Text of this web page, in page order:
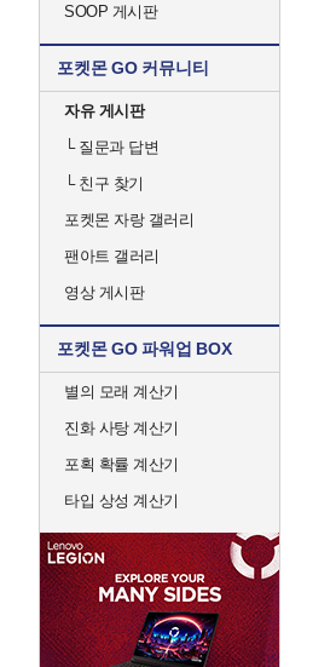
SOOP 게시판
포켓몬 GO 커뮤니티
자유 게시판
└질문과 답변
└친구 찾기
포켓몬 자랑 갤러리
팬아트 갤러리
영상 게시판
포켓몬 GO 파워업 BOX
별의 모래 계산기
진화 사탕 계산기
포획 확률 계산기
타입 상성 계산기